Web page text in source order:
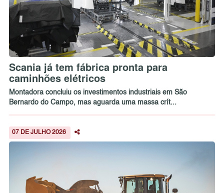
Scania já tem fábrica pronta para
caminhões elétricos
Montadora concluiu os investimentos industriais em São
Bernardo do Campo, mas aguarda uma massa crít...
07 DE JULHO 2026